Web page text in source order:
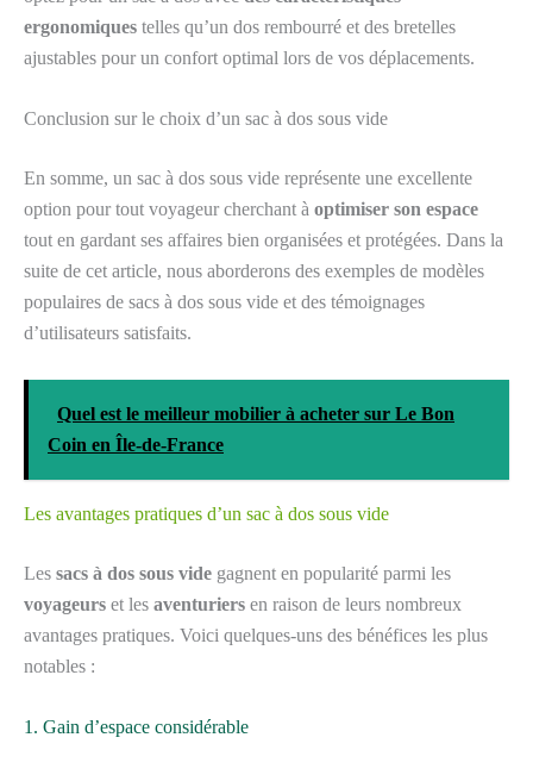
ergonomiques telles qu’un dos rembourré et des bretelles
ajustables pour un confort optimal lors de vos déplacements.
Conclusion sur le choix d’un sac à dos sous vide
En somme, un sac à dos sous vide représente une excellente
option pour tout voyageur cherchant à optimiser son espace
tout en gardant ses affaires bien organisées et protégées. Dans la
suite de cet article, nous aborderons des exemples de modèles
populaires de sacs à dos sous vide et des témoignages
d’utilisateurs satisfaits.
Quel est le meilleur mobilier à acheter sur Le Bon
Coin en Île-de-France
Les avantages pratiques d’un sac à dos sous vide
Les sacs à dos sous vide gagnent en popularité parmi les
voyageurs et les aventuriers en raison de leurs nombreux
avantages pratiques. Voici quelques-uns des bénéfices les plus
notables :
1. Gain d’espace considérable